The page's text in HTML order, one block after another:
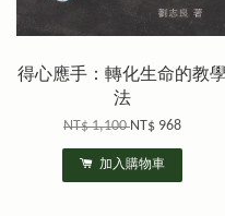
得心應手：轉化生命的教學
法
NT$ 1,100NT$ 968
加入購物車